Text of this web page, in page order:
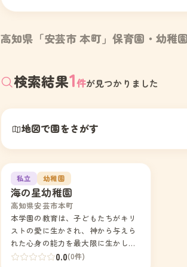
高知県「安芸市 本町」保育園・幼稚
検索結果1件が見つかりました
地図で園をさがす
1私立 幼稚園
海の星幼稚園
高知県安芸市本町
本学園の教育は、子どもたちがキリ
ストの愛に生かされ、神から与えら
れた心身の能力を最大限に生かしな
がら、個性を豊かにし、主体的に行
0.0(0件)